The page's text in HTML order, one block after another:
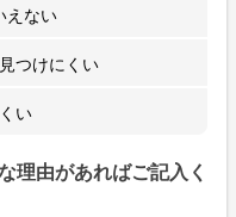
えない
つけにくい
い
理由があればご記入く